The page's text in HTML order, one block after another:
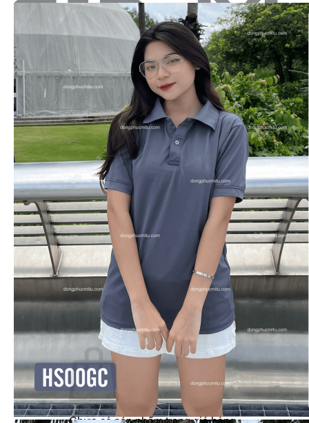
Tìm
kiếm:
Sản Phẩm
Áo thun polo cổ trụ
Áo thun T-shirt cổ tròn
Mũ - nón đồng phục
Quần áo BHLĐ
Áo sơ mi đồng phục
Đồng phục doanh nghiệp
Bộ đồ spa - Nail
Bộ vest đồng phục
Đồng phục khách sạn
Đồng phục nhà hàng
Áo chạy bộ & thi đấu
Áo khoác gió đồng phục
Bộ đồ bếp
Tạp dề
Bảng size
Bảng giá
Dự Án – Khách Hàng
Giỏ hàng /0₫